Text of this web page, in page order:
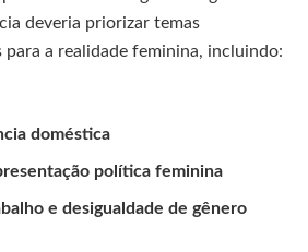
deveria priorizar temas
a realidade feminina, incluindo:
doméstica
política feminina
e desigualdade de gênero